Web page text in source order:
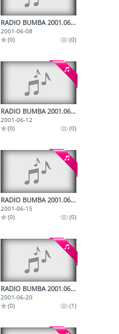
RADIO BUMBA 2001.06.08.
2001-06-08
(0)
(0)
RADIO BUMBA 2001.06.12.
2001-06-12
(0)
(0)
RADIO BUMBA 2001.06.15.
2001-06-15
(0)
(0)
RADIO BUMBA 2001.06.20.
2001-06-20
(0)
(1)